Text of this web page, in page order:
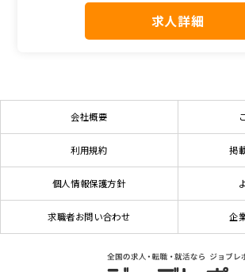
求人詳細
会社概要
利用規約 掲
個人情報保護方針
求職者お問い合わせ 企